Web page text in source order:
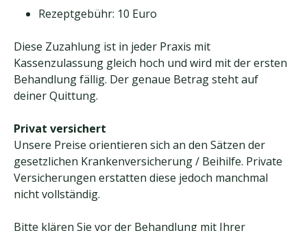
Rezeptgebühr: 10 Euro
Diese Zuzahlung ist in jeder Praxis mit
Kassenzulassung gleich hoch und wird mit der ersten
Behandlung fällig. Der genaue Betrag steht auf
deiner Quittung.
Privat versichert
Unsere Preise orientieren sich an den Sätzen der
gesetzlichen Krankenversicherung / Beihilfe. Private
Versicherungen erstatten diese jedoch manchmal
nicht vollständig.
Bitte klären Sie vor der Behandlung mit Ihrer